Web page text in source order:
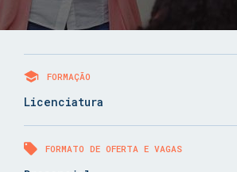
FORMAÇÃO
Licenciatura
FORMATO DE OFERTA E VAGAS